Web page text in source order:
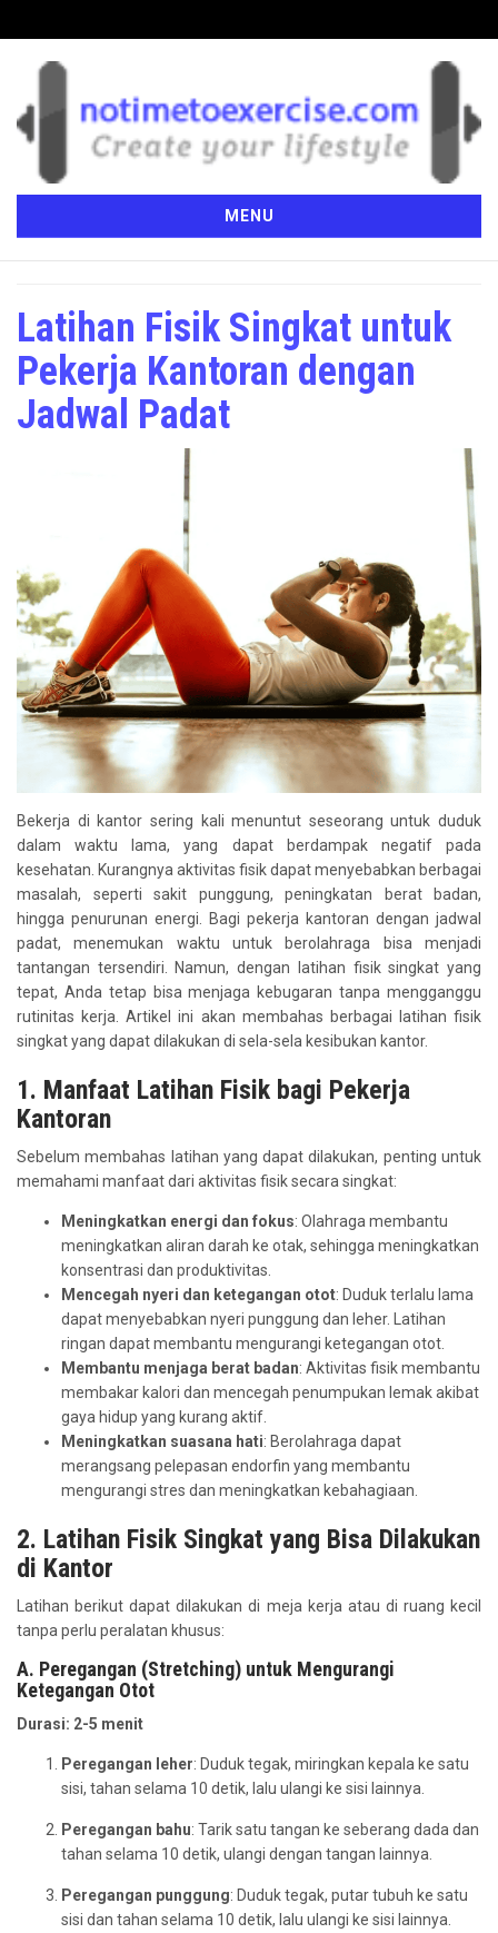
MENU
Latihan Fisik Singkat untuk
Pekerja Kantoran dengan
Jadwal Padat
Bekerja di kantor sering kali menuntut seseorang untuk duduk
dalam waktu lama, yang dapat berdampak negatif pada
kesehatan. Kurangnya aktivitas fisik dapat menyebabkan berbagai
masalah, seperti sakit punggung, peningkatan berat badan,
hingga penurunan energi. Bagi pekerja kantoran dengan jadwal
padat, menemukan waktu untuk berolahraga bisa menjadi
tantangan tersendiri. Namun, dengan latihan fisik singkat yang
tepat, Anda tetap bisa menjaga kebugaran tanpa mengganggu
rutinitas kerja. Artikel ini akan membahas berbagai latihan fisik
singkat yang dapat dilakukan di sela-sela kesibukan kantor.
1. Manfaat Latihan Fisik bagi Pekerja
Kantoran
Sebelum membahas latihan yang dapat dilakukan, penting untuk
memahami manfaat dari aktivitas fisik secara singkat:
Meningkatkan energi dan fokus: Olahraga membantu
meningkatkan aliran darah ke otak, sehingga meningkatkan
konsentrasi dan produktivitas.
Mencegah nyeri dan ketegangan otot: Duduk terlalu lama
dapat menyebabkan nyeri punggung dan leher. Latihan
ringan dapat membantu mengurangi ketegangan otot.
Membantu menjaga berat badan: Aktivitas fisik membantu
membakar kalori dan mencegah penumpukan lemak akibat
gaya hidup yang kurang aktif.
Meningkatkan suasana hati: Berolahraga dapat
merangsang pelepasan endorfin yang membantu
mengurangi stres dan meningkatkan kebahagiaan.
2. Latihan Fisik Singkat yang Bisa Dilakukan
di Kantor
Latihan berikut dapat dilakukan di meja kerja atau di ruang kecil
tanpa perlu peralatan khusus:
A. Peregangan (Stretching) untuk Mengurangi
Ketegangan Otot
Durasi: 2-5 menit
Peregangan leher: Duduk tegak, miringkan kepala ke satu
sisi, tahan selama 10 detik, lalu ulangi ke sisi lainnya.
Peregangan bahu: Tarik satu tangan ke seberang dada dan
tahan selama 10 detik, ulangi dengan tangan lainnya.
Peregangan punggung: Duduk tegak, putar tubuh ke satu
sisi dan tahan selama 10 detik, lalu ulangi ke sisi lainnya.